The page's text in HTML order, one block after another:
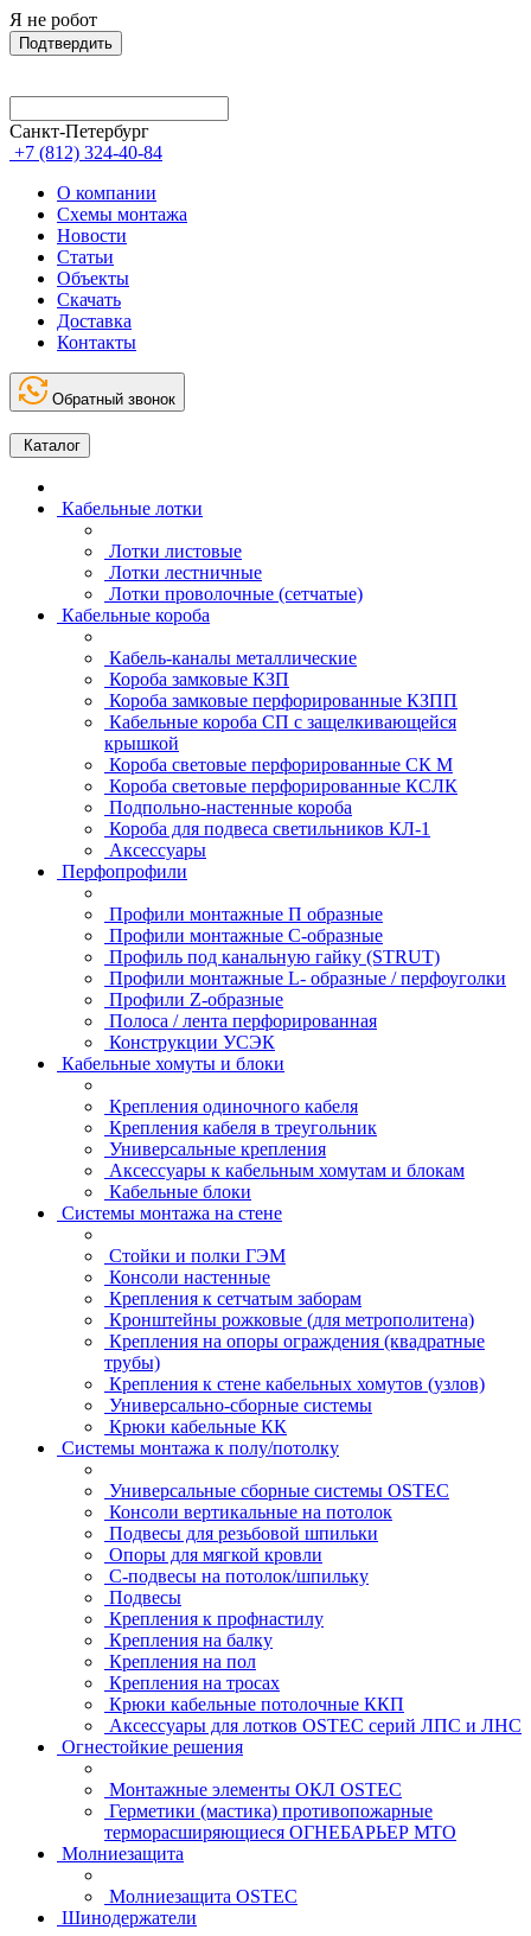
Я не робот
Подтвердить
Санкт-Петербург
+7 (812) 324-40-84
О компании
Схемы монтажа
Новости
Статьи
Объекты
Скачать
Доставка
Контакты
Обратный звонок
Каталог
Кабельные лотки
Лотки листовые
Лотки лестничные
Лотки проволочные (сетчатые)
Кабельные короба
Кабель-каналы металлические
Короба замковые КЗП
Короба замковые перфорированные КЗПП
Кабельные короба СП с защелкивающейся
крышкой
Короба световые перфорированные СК М
Короба световые перфорированные КСЛК
Подпольно-настенные короба
Короба для подвеса светильников КЛ-1
Аксессуары
Перфопрофили
Профили монтажные П образные
Профили монтажные C-образные
Профиль под канальную гайку (STRUT)
Профили монтажные L- образные / перфоуголки
Профили Z-образные
Полоса / лента перфорированная
Конструкции УСЭК
Кабельные хомуты и блоки
Крепления одиночного кабеля
Крепления кабеля в треугольник
Универсальные крепления
Аксессуары к кабельным хомутам и блокам
Кабельные блоки
Системы монтажа на стене
Стойки и полки ГЭМ
Консоли настенные
Крепления к сетчатым заборам
Кронштейны рожковые (для метрополитена)
Крепления на опоры ограждения (квадратные
трубы)
Крепления к стене кабельных хомутов (узлов)
Универсально-сборные системы
Крюки кабельные КК
Системы монтажа к полу/потолку
Универсальные сборные системы OSTEC
Консоли вертикальные на потолок
Подвесы для резьбовой шпильки
Опоры для мягкой кровли
С-подвесы на потолок/шпильку
Подвесы
Крепления к профнастилу
Крепления на балку
Крепления на пол
Крепления на тросах
Крюки кабельные потолочные ККП
Аксессуары для лотков OSTEC серий ЛПС и ЛНС
Огнестойкие решения
Монтажные элементы ОКЛ OSTEC
Герметики (мастика) противопожарные
терморасширяющиеся ОГНЕБАРЬЕР МТО
Молниезащита
Молниезащита OSTEC
Шинодержатели